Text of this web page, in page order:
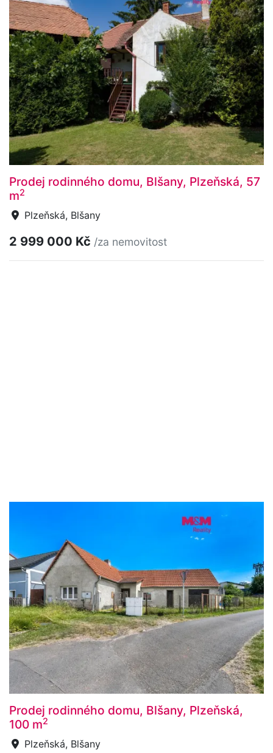
Prodej rodinného domu, Blšany, Plzeňská, 57
m2
Plzeňská, Blšany
2 999 000 Kč /za nemovitost
Prodej rodinného domu, Blšany, Plzeňská,
100 m2
Plzeňská, Blšany